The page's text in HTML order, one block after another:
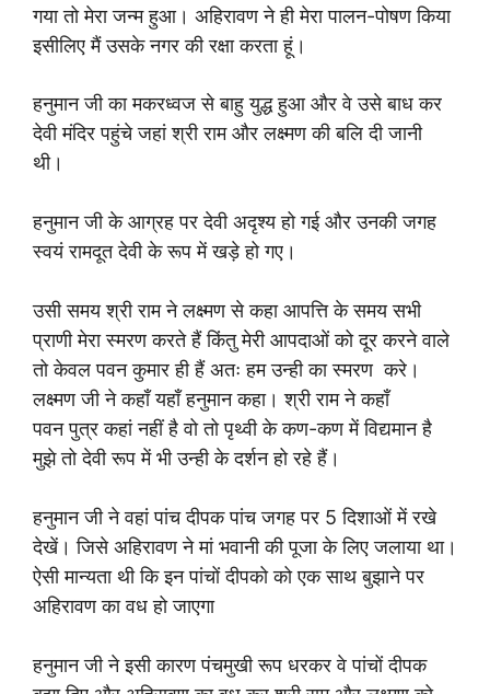
गया तो मेरा जन्म हुआ। अहिरावण ने ही मेरा पालन-पोषण किया
इसीलिए मैं उसके नगर की रक्षा करता हूं।
हनुमान जी का मकरध्वज से बाहु युद्ध हुआ और वे उसे बाध कर
देवी मंदिर पहुंचे जहां श्री राम और लक्ष्मण की बलि दी जानी
थी।
हनुमान जी के आग्रह पर देवी अदृश्य हो गई और उनकी जगह
स्वयं रामदूत देवी के रूप में खड़े हो गए।
उसी समय श्री राम ने लक्ष्मण से कहा आपत्ति के समय सभी
प्राणी मेरा स्मरण करते हैं किंतु मेरी आपदाओं को दूर करने वाले
तो केवल पवन कुमार ही हैं अतः हम उन्ही का स्मरण करे।
लक्ष्मण जी ने कहाँ यहाँ हनुमान कहा। श्री राम ने कहाँ
पवन पुत्र कहां नहीं है वो तो पृथ्वी के कण-कण में विद्यमान है
मुझे तो देवी रूप में भी उन्ही के दर्शन हो रहे हैं।
हनुमान जी ने वहां पांच दीपक पांच जगह पर 5 दिशाओं में रखे
देखें। जिसे अहिरावण ने मां भवानी की पूजा के लिए जलाया था।
ऐसी मान्यता थी कि इन पांचों दीपको को एक साथ बुझाने पर
अहिरावण का वध हो जाएगा
हनुमान जी ने इसी कारण पंचमुखी रूप धरकर वे पांचों दीपक